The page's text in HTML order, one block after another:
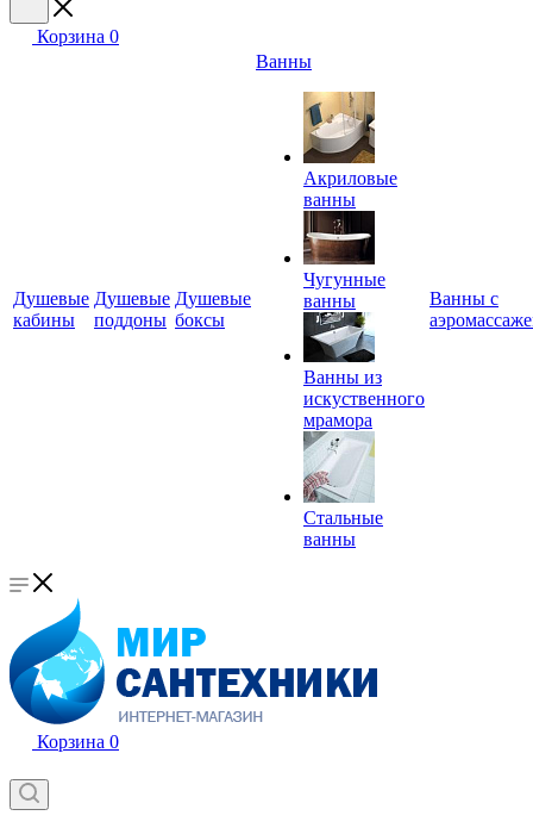
Корзина 0
Душевые
кабины
Душевые
поддоны
Душевые
боксы
Ванны
Акриловые
ванны
Чугунные
ванны
Ванны из
искуственного
мрамора
Стальные
ванны
Ванны с
Корзина 0